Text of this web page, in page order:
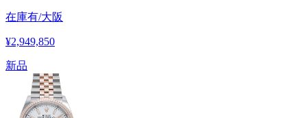
在庫有/大阪
¥2,949,850
新品